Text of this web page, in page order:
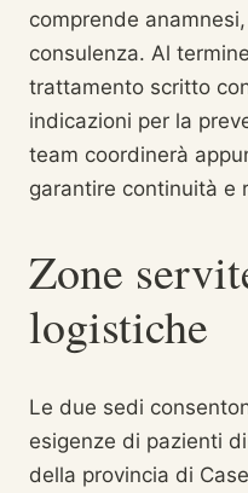
comprende
consulenza. Al
trattamento scritto
indicazioni per la
team coordinerà
garantire continuità e
Zone
logistiche
Le due sedi
esigenze di pazienti
della provincia di